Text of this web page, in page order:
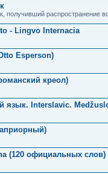
получивший распространение
- Lingvo Internacia
Esperson)
креол)
язык. Interslavic.
(120 официальных слов)